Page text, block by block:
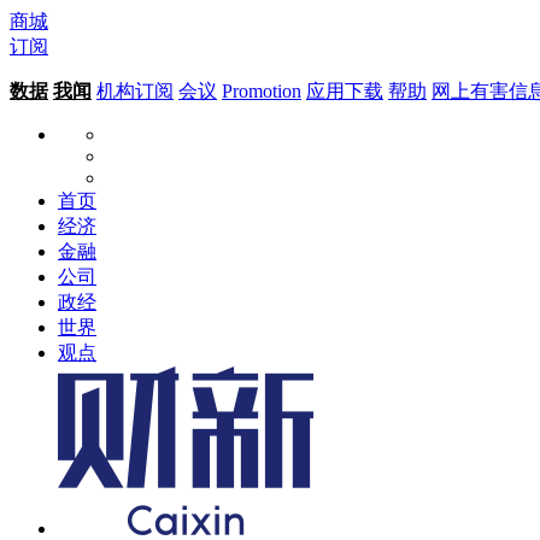
商城
订阅
数据 我闻 机构订阅 会议 Promotion 应用下载 帮助 网上有害信
首页
经济
金融
公司
政经
世界
观点